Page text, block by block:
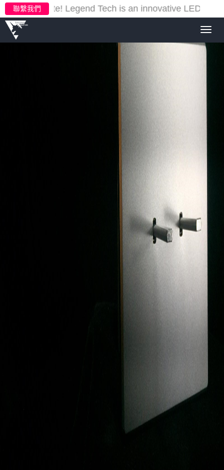
聯繫我們
new website! Legend Tech is an innovative LED